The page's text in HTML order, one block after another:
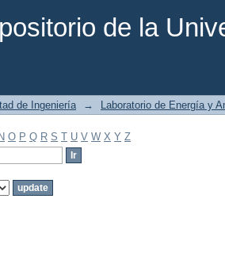
de la
de Ingeniería → Laboratorio de Energía y
N O P Q R S T U V W X Y Z